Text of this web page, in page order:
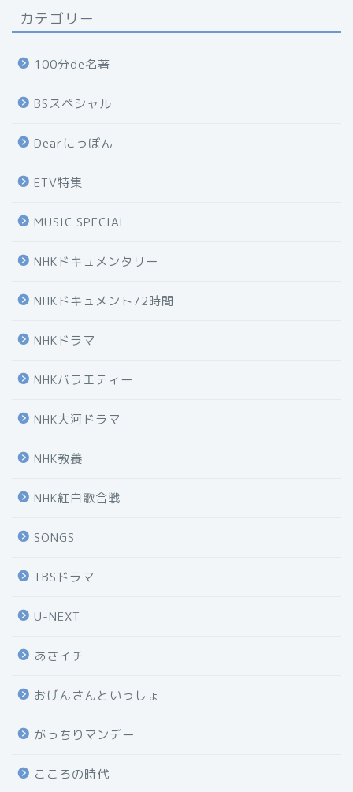
カテゴリー
100分de名著
BSスペシャル
Dearにっぽん
ETV特集
MUSIC SPECIAL
NHKドキュメンタリー
NHKドキュメント72時間
NHKドラマ
NHKバラエティー
NHK大河ドラマ
NHK教養
NHK紅白歌合戦
SONGS
TBSドラマ
U-NEXT
あさイチ
おげんさんといっしょ
がっちりマンデー
こころの時代